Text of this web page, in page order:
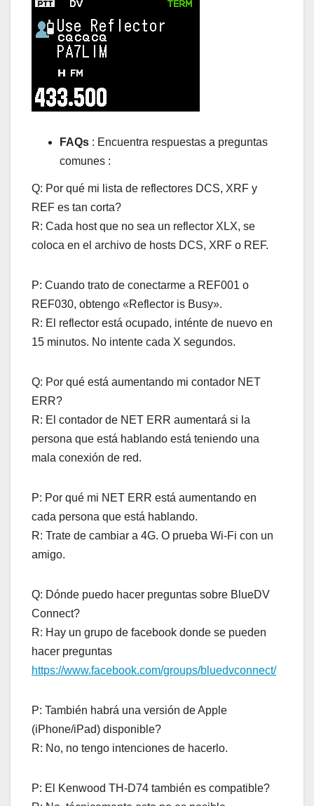
FAQs : Encuentra respuestas a preguntas
comunes :
Q: Por qué mi lista de reflectores DCS, XRF y
REF es tan corta?
R: Cada host que no sea un reflector XLX, se
coloca en el archivo de hosts DCS, XRF o REF.
P: Cuando trato de conectarme a REF001 o
REF030, obtengo «Reflector is Busy».
R: El reflector está ocupado, inténte de nuevo en
15 minutos. No intente cada X segundos.
Q: Por qué está aumentando mi contador NET
ERR?
R: El contador de NET ERR aumentará si la
persona que está hablando está teniendo una
mala conexión de red.
P: Por qué mi NET ERR está aumentando en
cada persona que está hablando.
R: Trate de cambiar a 4G. O prueba Wi-Fi con un
amigo.
Q: Dónde puedo hacer preguntas sobre BlueDV
Connect?
R: Hay un grupo de facebook donde se pueden
hacer preguntas
https://www.facebook.com/groups/bluedvconnect/
P: También habrá una versión de Apple
(iPhone/iPad) disponible?
R: No, no tengo intenciones de hacerlo.
P: El Kenwood TH-D74 también es compatible?